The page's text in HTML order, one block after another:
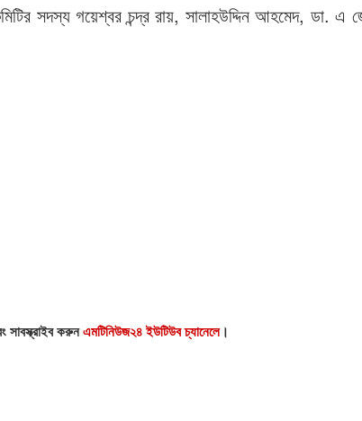
সদস্য গয়েশ্বর চন্দ্র রায়, সালাহউদ্দিন আহমেদ, ডা. এ
সাবস্ক্রাইব করুনএমটিনিউজ২৪ ইউটিউব চ্যানেলে।